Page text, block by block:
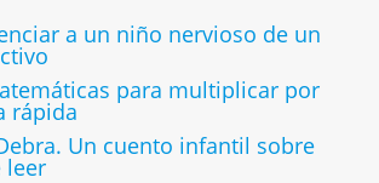
a un niño nervioso de un
para multiplicar por
rápida
Un cuento infantil sobre
leer